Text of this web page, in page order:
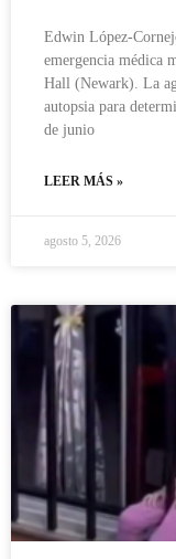
Edwin López-
emergencia médica
Hall (Newark). La
autopsia para
de junio
LEER MÁS »
agosto 5, 2026